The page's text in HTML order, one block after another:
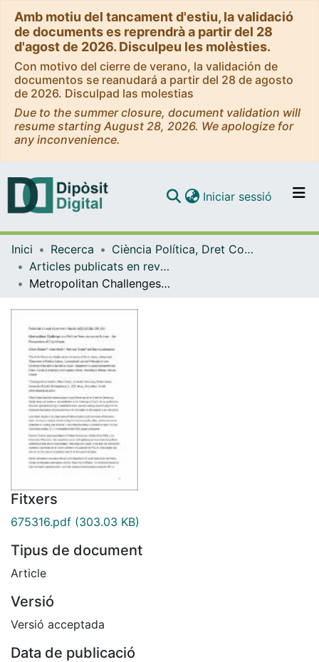
Amb motiu del tancament d'estiu, la validació
de documents es reprendrà a partir del 28
d'agost de 2026. Disculpeu les molèsties.
Con motivo del cierre de verano, la validación de
documentos se reanudará a partir del 28 de agosto
de 2026. Disculpad las molestias
Due to the summer closure, document validation will
resume starting August 28, 2026. We apologize for
any inconvenience.
Navega per tot el DD
Iniciar sessió (current)
Inici Recerca
Ciència Política, Dret Constitucional i Filosofia del Dret
Articles publicats en revistes (Ciència Política, Dret Constitucional i Filosofia del Dret)
Metropolitan Challenges and Reform Pressures across Europe - the Perspectives of City Mayors
Fitxers
675316.pdf (303.03 KB)
Tipus de document
Article
Versió
Versió acceptada
Data de publicació